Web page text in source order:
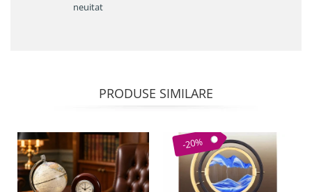
neuitat
PRODUSE SIMILARE
-20%